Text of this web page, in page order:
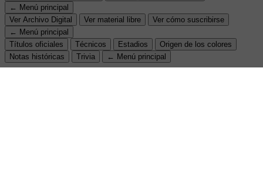
← Menú principal
Ver Archivo Digital
Ver material libre
Ver cómo suscribirse
← Menú principal
Títulos oficiales
Técnicos Estadios
Origen de los colores
Notas históricas
Trivia ← Menú principal